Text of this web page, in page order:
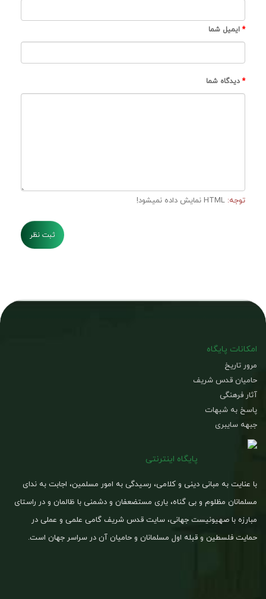
ایمیل شما
دیدگاه شما
توجه:
ثبت نظر
امکانات پایگاه
مرور تاریخ
حامیان قدس شریف
آثار فرهنگی
پاسخ به شبهات
جبهه سایبری
پایگاه اینترنتی
با عنایت به مبانی دینی و کلامی، رسیدگی به امور مسلمین، اجابت به ندای
مسلمانان مظلوم و بی گناه، یاری مستضعفان و دشمنی با ظالمان و در راستای
مبارزه با صهیونیست جهانی، سایت قدس شریف گامی علمی و عملی در
حمایت فلسطین و قبله اول مسلمانان و حامیان آن در سراسر جهان است.